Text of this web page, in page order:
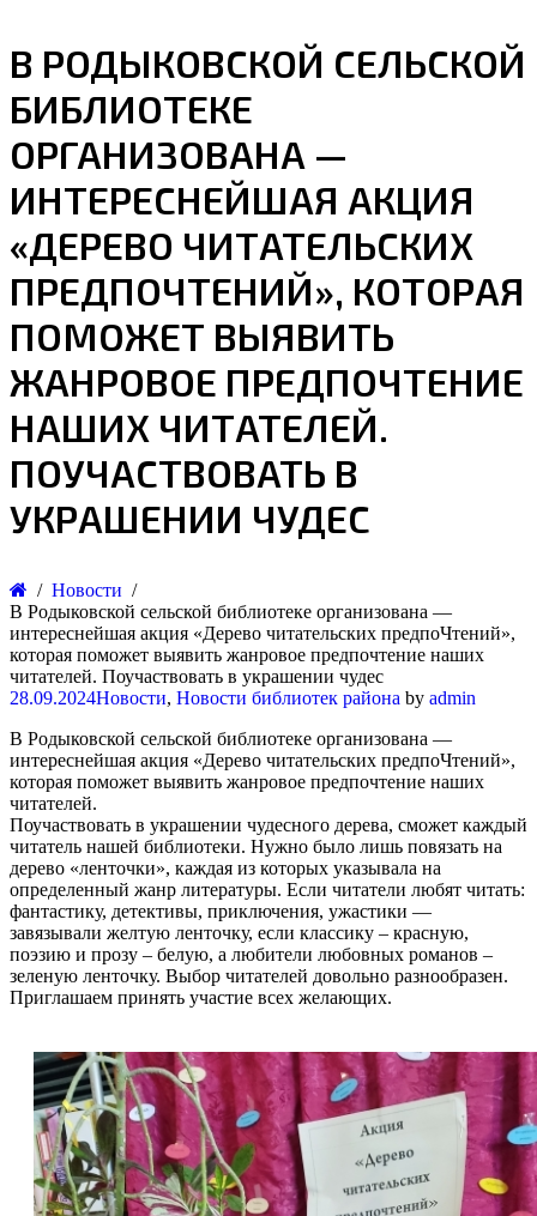
В РОДЫКОВСКОЙ СЕЛЬСКОЙ
БИБЛИОТЕКЕ
ОРГАНИЗОВАНА —
ИНТЕРЕСНЕЙШАЯ АКЦИЯ
«ДЕРЕВО ЧИТАТЕЛЬСКИХ
ПРЕДПОЧТЕНИЙ», КОТОРАЯ
ПОМОЖЕТ ВЫЯВИТЬ
ЖАНРОВОЕ ПРЕДПОЧТЕНИЕ
НАШИХ ЧИТАТЕЛЕЙ.
ПОУЧАСТВОВАТЬ В
УКРАШЕНИИ ЧУДЕС
Новости
В Родыковской сельской библиотеке организована —
интереснейшая акция «Дерево читательских предпоЧтений»,
которая поможет выявить жанровое предпочтение наших
читателей. Поучаствовать в украшении чудес
28.09.2024Новости, Новости библиотек района by admin
В Родыковской сельской библиотеке организована —
интереснейшая акция «Дерево читательских предпоЧтений»,
которая поможет выявить жанровое предпочтение наших
читателей.
Поучаствовать в украшении чудесного дерева, сможет каждый
читатель нашей библиотеки. Нужно было лишь повязать на
дерево «ленточки», каждая из которых указывала на
определенный жанр литературы. Если читатели любят читать:
фантастику, детективы, приключения, ужастики —
завязывали желтую ленточку, если классику – красную,
поэзию и прозу – белую, а любители любовных романов –
зеленую ленточку. Выбор читателей довольно разнообразен.
Приглашаем принять участие всех желающих.